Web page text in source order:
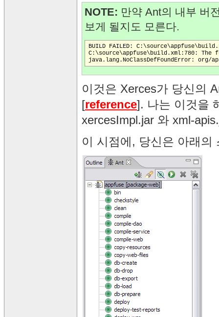
NOTE: 만약 Ant의 내부 버
보게 될지도 모른다.
BUILD FAILED:
C:\source\appfuse\build.xml:780:
이것은 Xerces가 당신의
[reference]. 나는 이것을
xercesImpl.jar 와 xml-
이 시점에, 당신은 아래의